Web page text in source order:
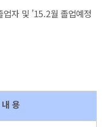
업자 및 ’15.2월 졸업예정
용